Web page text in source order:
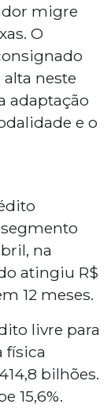
migre
O
neste
adaptação
e o
na
atingiu R$
12 meses.
livre para
física
bilhões.
15,6%.